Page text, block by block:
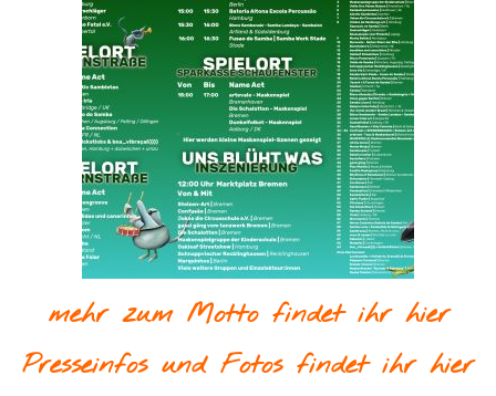
mehr zum Motto findet ihr hier
Presseinfos und Fotos findet ihr hier